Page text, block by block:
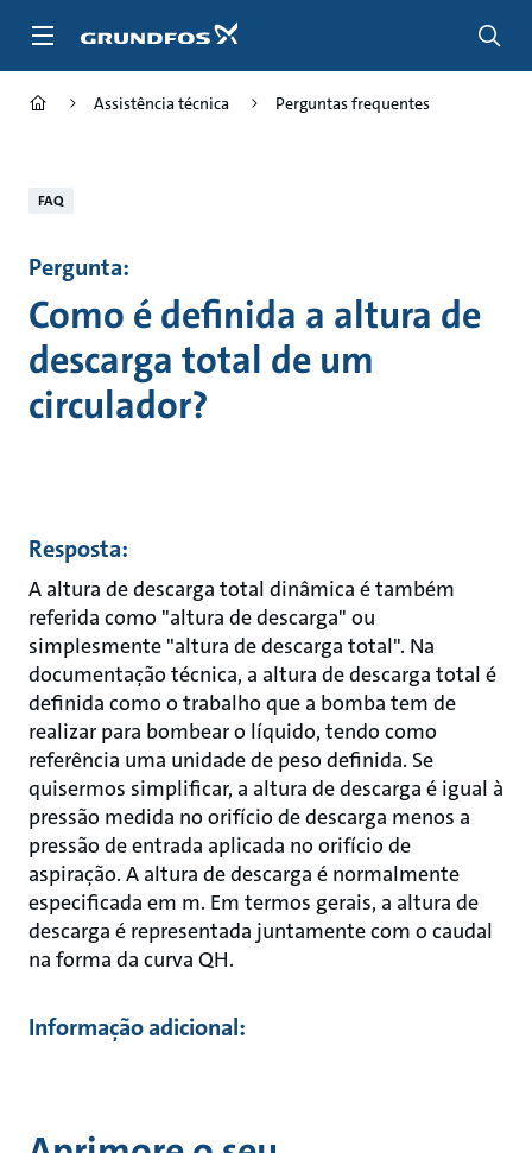
para
Assistência técnica Perguntas frequentes
FAQ
Pergunta:
Como é definida a altura de
descarga total de um
circulador?
Resposta:
A altura de descarga total dinâmica é também
referida como "altura de descarga" ou
simplesmente "altura de descarga total". Na
documentação técnica, a altura de descarga total é
definida como o trabalho que a bomba tem de
realizar para bombear o líquido, tendo como
referência uma unidade de peso definida. Se
quisermos simplificar, a altura de descarga é igual à
pressão medida no orifício de descarga menos a
pressão de entrada aplicada no orifício de
aspiração. A altura de descarga é normalmente
especificada em m. Em termos gerais, a altura de
descarga é representada juntamente com o caudal
na forma da curva QH.
Informação adicional: